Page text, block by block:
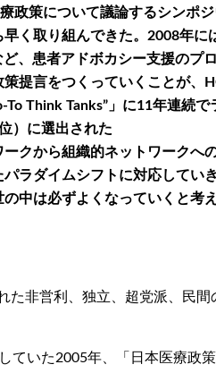
政策について議論するシンポ
く取り組んできた。2008年
、患者アドボカシー支援のプ
提言をつくっていくことが、
Think Tanks”」に11年連続
）に選出された
クから組織的ネットワークへ
ラダイムシフトに対応してい
中は必ずよくなっていくと考
非営利、独立、超党派、民
いた2005年、「日本医療政